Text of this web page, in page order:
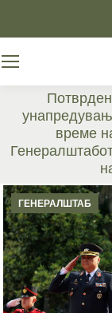
време
ГЕНЕРАЛШТАБ